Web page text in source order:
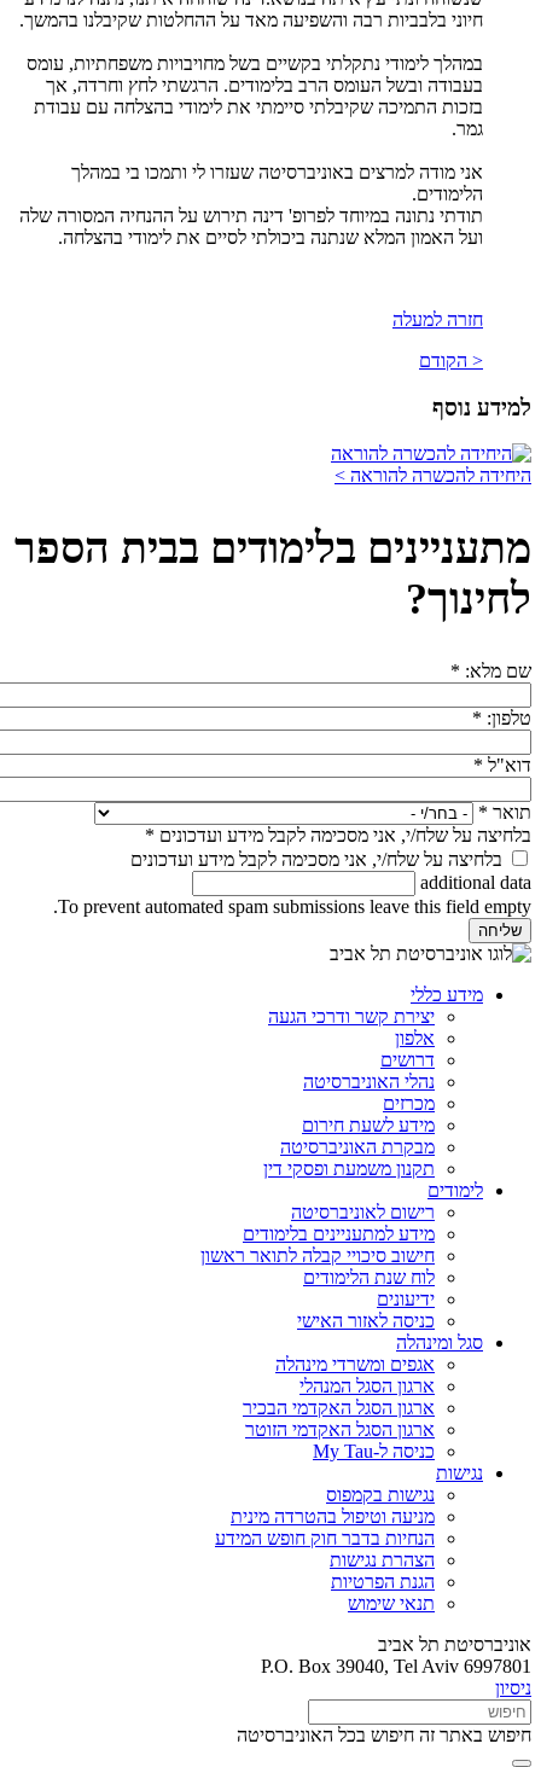
חיוני בלבביות רבה והשפיעה מאד על ההחלטות שקיבלנו בהמשך.
במהלך לימודי נתקלתי בקשיים בשל מחויבויות משפחתיות, עומס
בעבודה ובשל העומס הרב בלימודים. הרגשתי לחץ וחרדה, אך
בזכות התמיכה שקיבלתי סיימתי את לימודי בהצלחה עם עבודת
גמר.
אני מודה למרצים באוניברסיטה שעזרו לי ותמכו בי במהלך
הלימודים.
תודתי נתונה במיוחד לפרופ' דינה תירוש על ההנחיה המסורה שלה
ועל האמון המלא שנתנה ביכולתי לסיים את לימודי בהצלחה.
חזרה למעלה
< הקודם
למידע נוסף
היחידה להכשרה להוראה >
מתעניינים בלימודים בבית הספר
לחינוך?
שם מלא: *
טלפון: *
דוא"ל *
תואר *
בלחיצה על שלח/י, אני מסכימה לקבל מידע ועדכונים *
בלחיצה על שלח/י, אני מסכימה לקבל מידע ועדכונים
additional data
To prevent automated spam submissions leave this field empty.
מידע כללי
יצירת קשר ודרכי הגעה
אלפון
דרושים
נהלי האוניברסיטה
מכרזים
מידע לשעת חירום
מבקרת האוניברסיטה
תקנון משמעת ופסקי דין
לימודים
רישום לאוניברסיטה
מידע למתעניינים בלימודים
חישוב סיכויי קבלה לתואר ראשון
לוח שנת הלימודים
ידיעונים
כניסה לאזור האישי
סגל ומינהלה
אגפים ומשרדי מינהלה
ארגון הסגל המנהלי
ארגון הסגל האקדמי הבכיר
ארגון הסגל האקדמי הזוטר
כניסה ל-My Tau
נגישות
נגישות בקמפוס
מניעה וטיפול בהטרדה מינית
הנחיות בדבר חוק חופש המידע
הצהרת נגישות
הגנת הפרטיות
תנאי שימוש
אוניברסיטת תל אביב
P.O. Box 39040, Tel Aviv 6997801
ניסיון
חיפוש באתר זה חיפוש בכל האוניברסיטה